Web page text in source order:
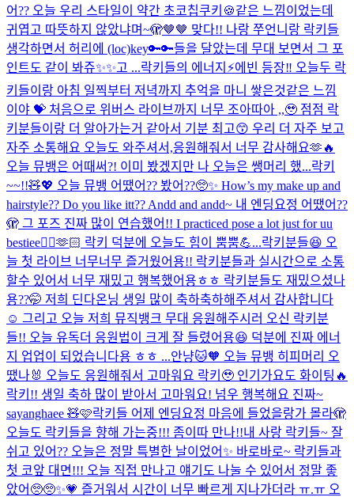
어?? 오늘 우리 스타일이 약간 초코칩쿠키🍪같은 느낌이었는데
귀엽고 따뜻하지 않았냐며~🫣🤎🤎 맞다!! 나랑 쭈언니랑 락키들
생각하면서 허리에 (loc)key🔑🔑들을 달았는데 무대 보면서 그 포
인트도 같이 봐쥬✨✨고 ...락키들의 에너지⚡️에빈 등장‼️ 오늘두 락
키들이랑 아침 일찍부터 저녁까지 추억을 마니 쌓은것같은 느낌
이야 💝 처음으로 위버스 라이브까지 너무 조아따아 ,,🥹 점점 락
키분들이랑 더 알아가는거 같아서 기분 최고😙 우리 더 자주 보고
자주 소통해요 오늘도 와주셔서,응원해줘서 너무 감사해요🫶🔥
오늘 뮤뱅은 어때써?! 이미 봤겠지만 나 오늘은 쌩머리 했...락키
~~!!🧸💖 오늘 뮤뱅 어땠어?? 봤어??🥺✨ How’s my make up and
hairstyle?? Do you like itt?? Andd and andd~ 내 엔딩요정 어땠어??
🫣 그 포즈 진짜 많이 연습했어!! I practiced pose a lot just for uu
bestiee🙂‍↕️🫶🏻 락키 덕분에 오늘도 힘이 뿜뿜💪...락키분들😆 오
늘 첫 라이브 너무너무 즐거웠어용!! 락키분들과 실시간으로 소통
할수 있어서 너무 재밌고 행복했어용ㅎㅎ 락키분들도 재밌으셨나
용??🤭 저희 딘다온닝 생일 많이 축하축하해주셔서 감사합니다
☺️ 그리고 오늘 저희 뮤직뱅크 무대 응원해주시러 오신 락키분
들!! 오늘 유독더 응원법이 크게 잘 들렸어용😆 덕분에 진짜 에너
지 업업이 되었습니다용 ㅎㅎ ...안냥🐱🧡 오늘 뮤뱅 히피머리 오
땠나🐰 오늘도 응원해줘서 고마워요 락키🥹 인기가요도 화이팅🔥
락키!! 생일 축하 많이 받아서 고마워요! 넘우 행복해요 진짜~
sayanghaee 🧸🩷락키들 어제 엔딩요정 마음에 들었을랑가 몰라🫣
오늘도 락키들을 향해 가는중!!! 좀이따 만나!!내 사랑 락키들~ 잘
쉬고 있어?? 오늘은 정말 특별한 날이었어✨ 바로바로~ 락키들과
첫 코앞 대면!!! 오늘 직접 만나고 얘기도 나눌 수 있어서 정말 좋
았어🥺🥺✨💗 즐거워서 시간이 너무 빠르게 지나가더라 ㅠ.ㅠ 오